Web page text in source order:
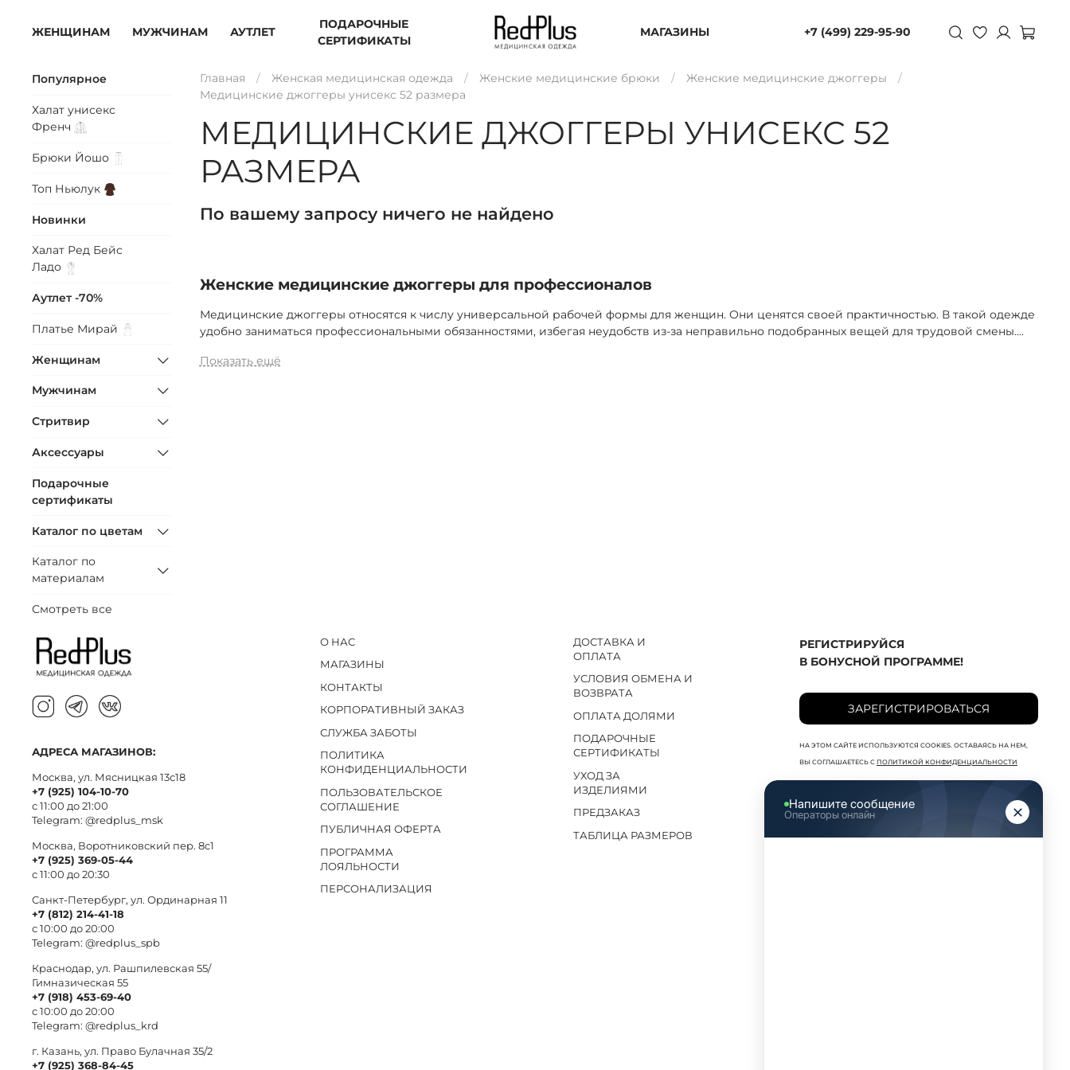
ЖЕНЩИНАМ МУЖЧИНАМ АУТЛЕТ
ПОДАРОЧНЫЕ
СЕРТИФИКАТЫ
МАГАЗИНЫ +7 (499) 229-95-90
Главная Женская медицинская одежда Женские медицинские брюки
Женские медицинские джоггеры
Медицинские джоггеры унисекс 52 размера
МЕДИЦИНСКИЕ ДЖОГГЕРЫ УНИСЕКС 52
РАЗМЕРА
По вашему запросу ничего не найдено
Женские медицинские джоггеры для профессионалов
Медицинские джоггеры относятся к числу универсальной рабочей формы для женщин. Они ценятся своей практичностью. В такой одежде
удобно заниматься профессиональными обязанностями, избегая неудобств из-за неправильно подобранных вещей для трудовой смены....
Показать ещё
Популярное
Халат унисекс
Френч
Брюки Йошо
Топ Ньюлук
Новинки
Халат Ред Бейс
Ладо
Аутлет -70%
Платье Мирай
Женщинам
Мужчинам
Стритвир
Аксессуары
Подарочные
сертификаты
Каталог по цветам
Каталог по
материалам
Смотреть все
О НАС
МАГАЗИНЫ
КОНТАКТЫ
КОРПОРАТИВНЫЙ ЗАКАЗ
СЛУЖБА ЗАБОТЫ
ПОЛИТИКА
КОНФИДЕНЦИАЛЬНОСТИ
ПОЛЬЗОВАТЕЛЬСКОЕ
СОГЛАШЕНИЕ
ПУБЛИЧНАЯ ОФЕРТА
ПРОГРАММА
ЛОЯЛЬНОСТИ
ПЕРСОНАЛИЗАЦИЯ
ДОСТАВКА И
ОПЛАТА
УСЛОВИЯ ОБМЕНА И
ВОЗВРАТА
ОПЛАТА ДОЛЯМИ
ПОДАРОЧНЫЕ
СЕРТИФИКАТЫ
УХОД ЗА
ИЗДЕЛИЯМИ
ПРЕДЗАКАЗ
ТАБЛИЦА РАЗМЕРОВ
РЕГИСТРИРУЙСЯ
В БОНУСНОЙ ПРОГРАММЕ!
ЗАРЕГИСТРИРОВАТЬСЯ
НА ЭТОМ САЙТЕ ИСПОЛЬЗУЮТСЯ COOKIES. ОСТАВАЯСЬ НА НЕМ,
ВЫ СОГЛАШАЕТЕСЬ С ПОЛИТИКОЙ КОНФИДЕНЦИАЛЬНОСТИ
АДРЕСА МАГАЗИНОВ:
Москва, ул. Мясницкая 13с18
+7 (925) 104-10-70
с 11:00 до 21:00
Telegram: @redplus_msk
Москва, Воротниковский пер. 8c1
+7 (925) 369-05-44
с 11:00 до 20:30
Санкт-Петербург, ул. Ординарная 11
+7 (812) 214-41-18
с 10:00 до 20:00
Telegram: @redplus_spb
Краснодар, ул. Рашпилевская 55/
Гимназическая 55
+7 (918) 453-69-40
с 10:00 до 20:00
Telegram: @redplus_krd
г. Казань, ул. Право Булачная 35/2
+7 (925) 368-84-45